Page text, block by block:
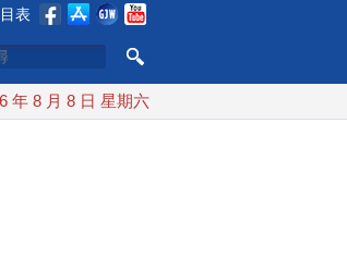
表
投資20億美元
年 8 月 8 日 星期六